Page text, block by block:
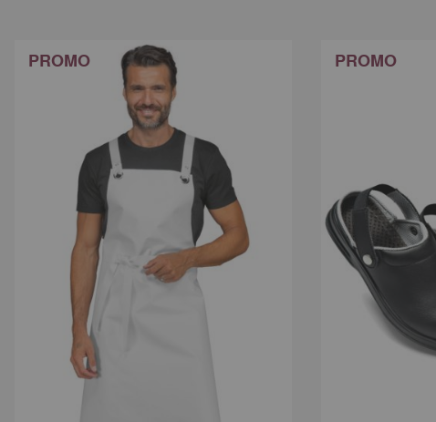
PROMO PROMO